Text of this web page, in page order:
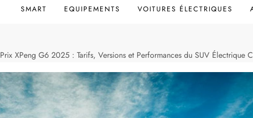
SMART EQUIPEMENTS VOITURES ÉLECTRIQUES
Prix XPeng G6 2025 : Tarifs, Versions et Performances du SUV Électrique